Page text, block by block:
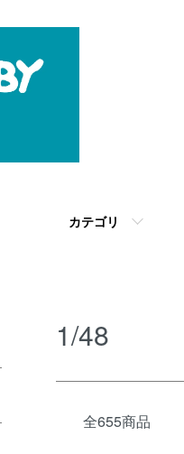
カテゴリ
1/48
全655商品